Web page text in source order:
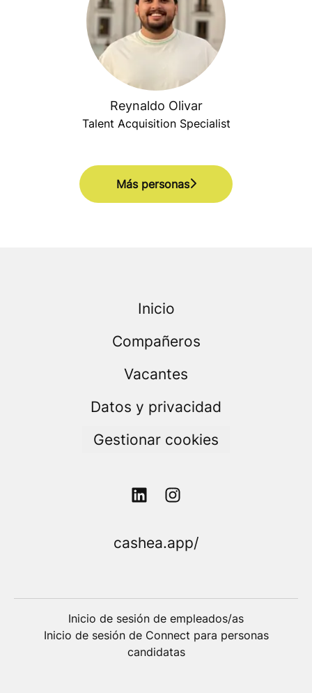
Reynaldo Olivar
Talent Acquisition Specialist
Más personas
Inicio
Compañeros
Vacantes
Datos y privacidad
Gestionar cookies
cashea.app/
Inicio de sesión de empleados/as
Inicio de sesión de Connect para personas
candidatas